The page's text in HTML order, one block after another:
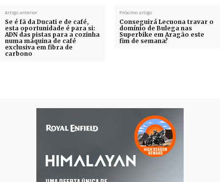
Artigo anterior
Se é fã da Ducati e de café,
esta oportunidade é para si:
ADN das pistas para a cozinha
numa máquina de café
exclusiva em fibra de
carbono
Próximo artigo
Conseguirá Lecuona travar o
domínio de Bulega nas
Superbike em Aragão este
fim de semana?